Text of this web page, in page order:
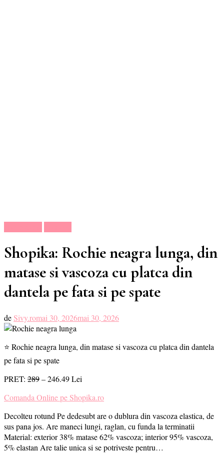
Shopika: Rochie neagra lunga, din
matase si vascoza cu platca din
dantela pe fata si pe spate
de Sivy.romai 30, 2026mai 30, 2026
⭐ Rochie neagra lunga, din matase si vascoza cu platca din dantela
pe fata si pe spate
PRET: 289– 246.49 Lei
Comanda Online pe Shopika.ro
Decolteu rotund Pe dedesubt are o dublura din vascoza elastica, de
sus pana jos. Are maneci lungi, raglan, cu funda la terminatii
Material: exterior 38% matase 62% vascoza; interior 95% vascoza,
5% elastan Are talie unica si se potriveste pentru…